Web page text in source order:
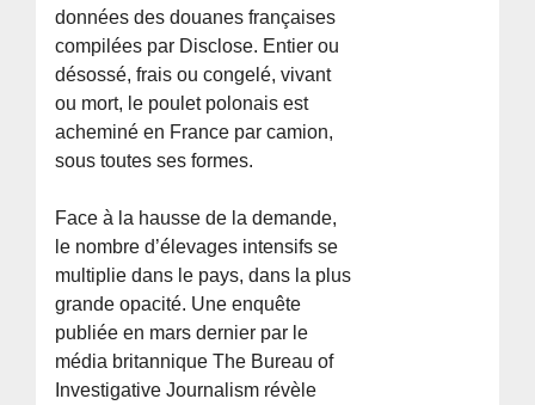
données des douanes françaises
compilées par Disclose. Entier ou
désossé, frais ou congelé, vivant
ou mort, le poulet polonais est
acheminé en France par camion,
sous toutes ses formes.
Face à la hausse de la demande,
le nombre d’élevages intensifs se
multiplie dans le pays, dans la plus
grande opacité. Une enquête
publiée en mars dernier par le
média britannique The Bureau of
Investigative Journalism révèle